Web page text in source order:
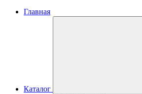
Главная
Каталог